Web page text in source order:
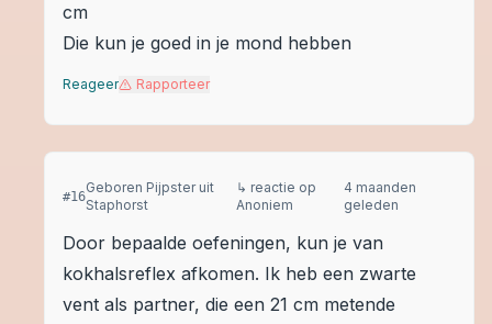
cm
Die kun je goed in je mond hebben
Reageer Rapporteer
#16
Geboren Pijpster uit
Staphorst
↳ reactie op
Anoniem
4 maanden
geleden
Door bepaalde oefeningen, kun je van
kokhalsreflex afkomen. Ik heb een zwarte
vent als partner, die een 21 cm metende